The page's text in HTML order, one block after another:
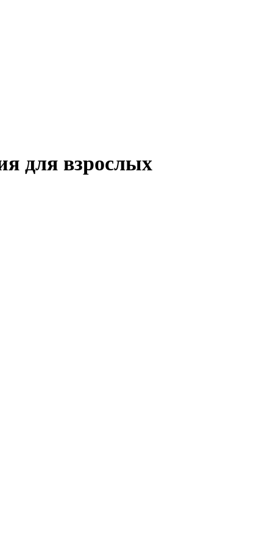
для взрослых